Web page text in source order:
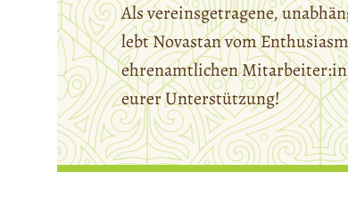
Als vereinsgetragene,
lebt Novastan vom
ehrenamtlichen
eurer Unterstützung!